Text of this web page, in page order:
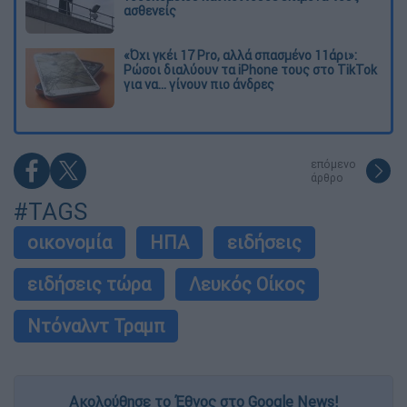
ασθενείς
«Όχι γκέι 17 Pro, αλλά σπασμένο 11άρι»:
Ρώσοι διαλύουν τα iPhone τους στο TikTok
για να... γίνουν πιο άνδρες
επόμενο
άρθρο
#TAGS
οικονομία ΗΠΑ
ειδήσεις
ειδήσεις τώρα
Λευκός Οίκος
Ντόναλντ Τραμπ
Ακολούθησε το Έθνος στο Google News!